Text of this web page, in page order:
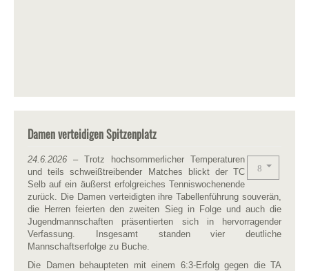
Damen verteidigen Spitzenplatz
24.6.2026 – Trotz hochsommerlicher Temperaturen
und teils schweißtreibender Matches blickt der TC
Selb auf ein äußerst erfolgreiches Tenniswochenende
zurück. Die Damen verteidigten ihre Tabellenführung souverän,
die Herren feierten den zweiten Sieg in Folge und auch die
Jugendmannschaften präsentierten sich in hervorragender
Verfassung. Insgesamt standen vier deutliche
Mannschaftserfolge zu Buche.
Die Damen behaupteten mit einem 6:3-Erfolg gegen die TA